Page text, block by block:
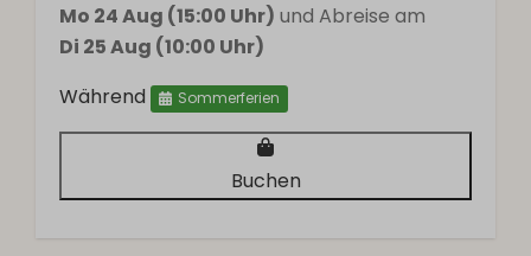
Mo 24 Aug (15:00 Uhr) und Abreise am
Di 25 Aug (10:00 Uhr)
Während
Sommerferien
Buchen